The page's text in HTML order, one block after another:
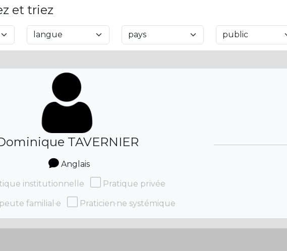
et triez
TAVERNIER
Anglais
institutionnelle Pratique privée
familial·e Praticien·ne systémique